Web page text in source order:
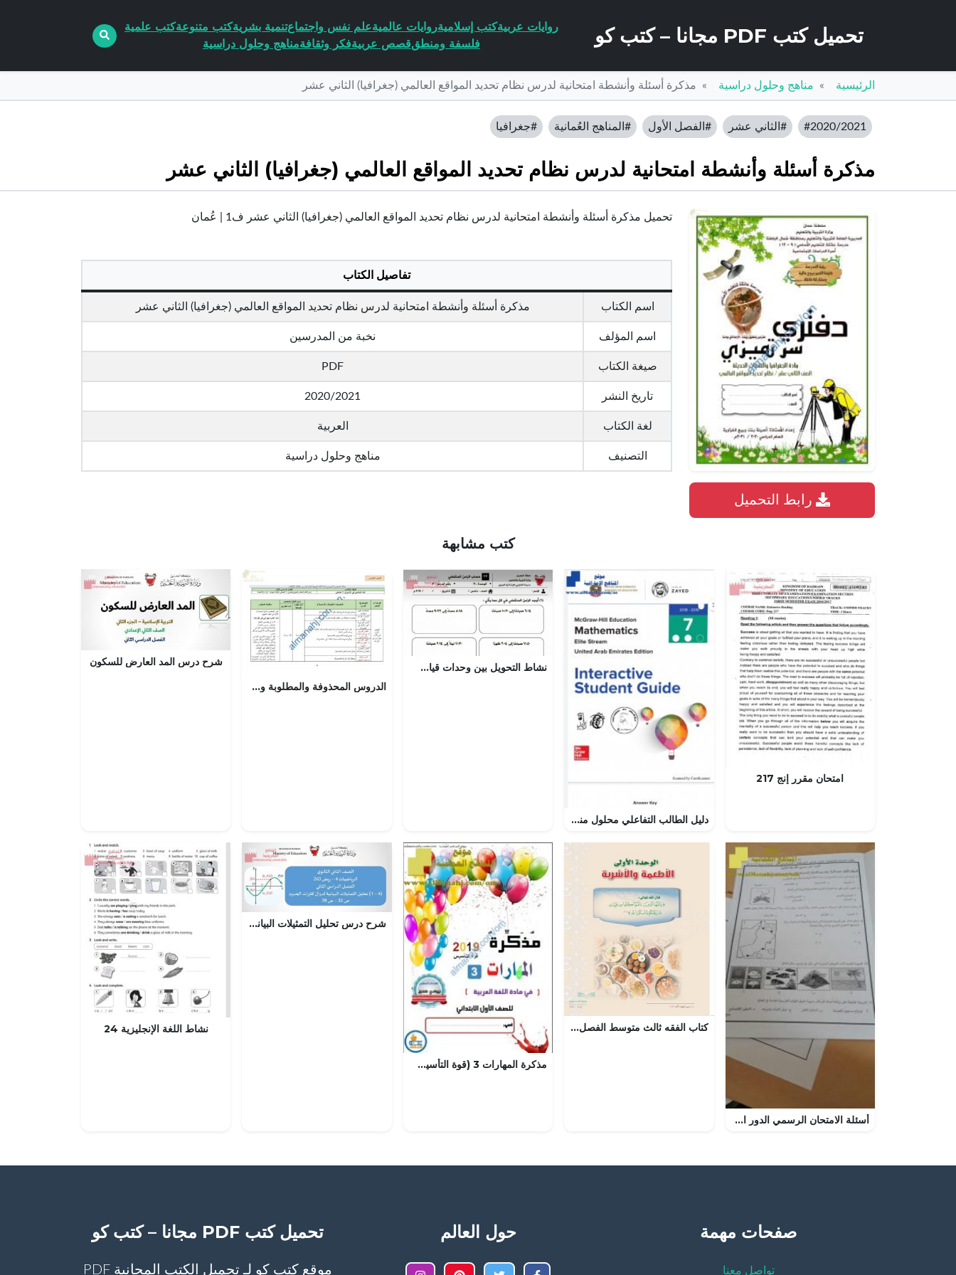
تحميل كتب PDF مجانا – كتب كو روايات عربيةكتب إسلاميةروايات عالميةعلم نفس واجتماعتنمية بشريةكتب متنوعةكتب علمية
فلسفة ومنطققصص عربيةفكر وثقافةمناهج وحلول دراسية
الرئيسية مناهج وحلول دراسية مذكرة أسئلة وأنشطة امتحانية لدرس نظام تحديد المواقع العالمي (جغرافيا) الثاني عشر
#2020/2021 #الثاني عشر #الفصل الأول #المناهج العُمانية #جغرافيا
مذكرة أسئلة وأنشطة امتحانية لدرس نظام تحديد المواقع العالمي (جغرافيا) الثاني عشر
تحميل مذكرة أسئلة وأنشطة امتحانية لدرس نظام تحديد المواقع العالمي (جغرافيا) الثاني عشر ف1 | عُمان
تفاصيل الكتاب
اسم الكتاب مذكرة أسئلة وأنشطة امتحانية لدرس نظام تحديد المواقع العالمي (جغرافيا) الثاني عشر
اسم المؤلف نخبة من المدرسين
صيغة الكتاب PDF
تاريخ النشر 2020/2021
لغة الكتاب العربية
التصنيف مناهج وحلول دراسية
كتب مشابهة
امتحان مقرر إنج 217
دليل الطالب التفاعلي محلول منهج انجليزي, منهج انجليزي (رياضيات) السابع
نشاط التحويل بين وحدات قياس الزمن و حساب الزمن المنقضي (رياضيات) الخامس
الدروس المحذوفة والمطلوبة وفق الخطة الدراسية الجديدة (لغة عربية) الخامس
شرح درس المد العارض للسكون
أسئلة الامتحان الرسمي الدور الأول (اجتماعيات) السابع
كتاب الفقه ثالث متوسط الفصل الاول – المنهاج السعودي
مذكرة المهارات 3 (قوة التأسيس) (لغة عربية) الأول
شرح درس تحليل التمثيلات البيانية لدوال كثيرة الحدود
نشاط اللغة الإنجليزية 24
صفحات مهمة
تواصل معنا
حول العالم تحميل كتب PDF مجانا – كتب كو
موقع كتب كو لـ تحميل الكتب المجانية PDF